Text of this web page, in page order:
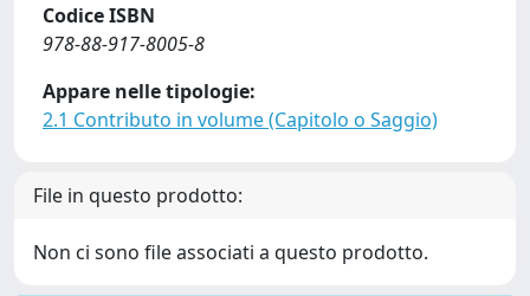
Codice ISBN
978-88-917-8005-8
Appare nelle tipologie:
2.1 Contributo in volume (Capitolo o Saggio)
File in questo prodotto:
Non ci sono file associati a questo prodotto.